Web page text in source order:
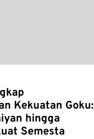
Kekuatan Goku:
hingga
Semesta